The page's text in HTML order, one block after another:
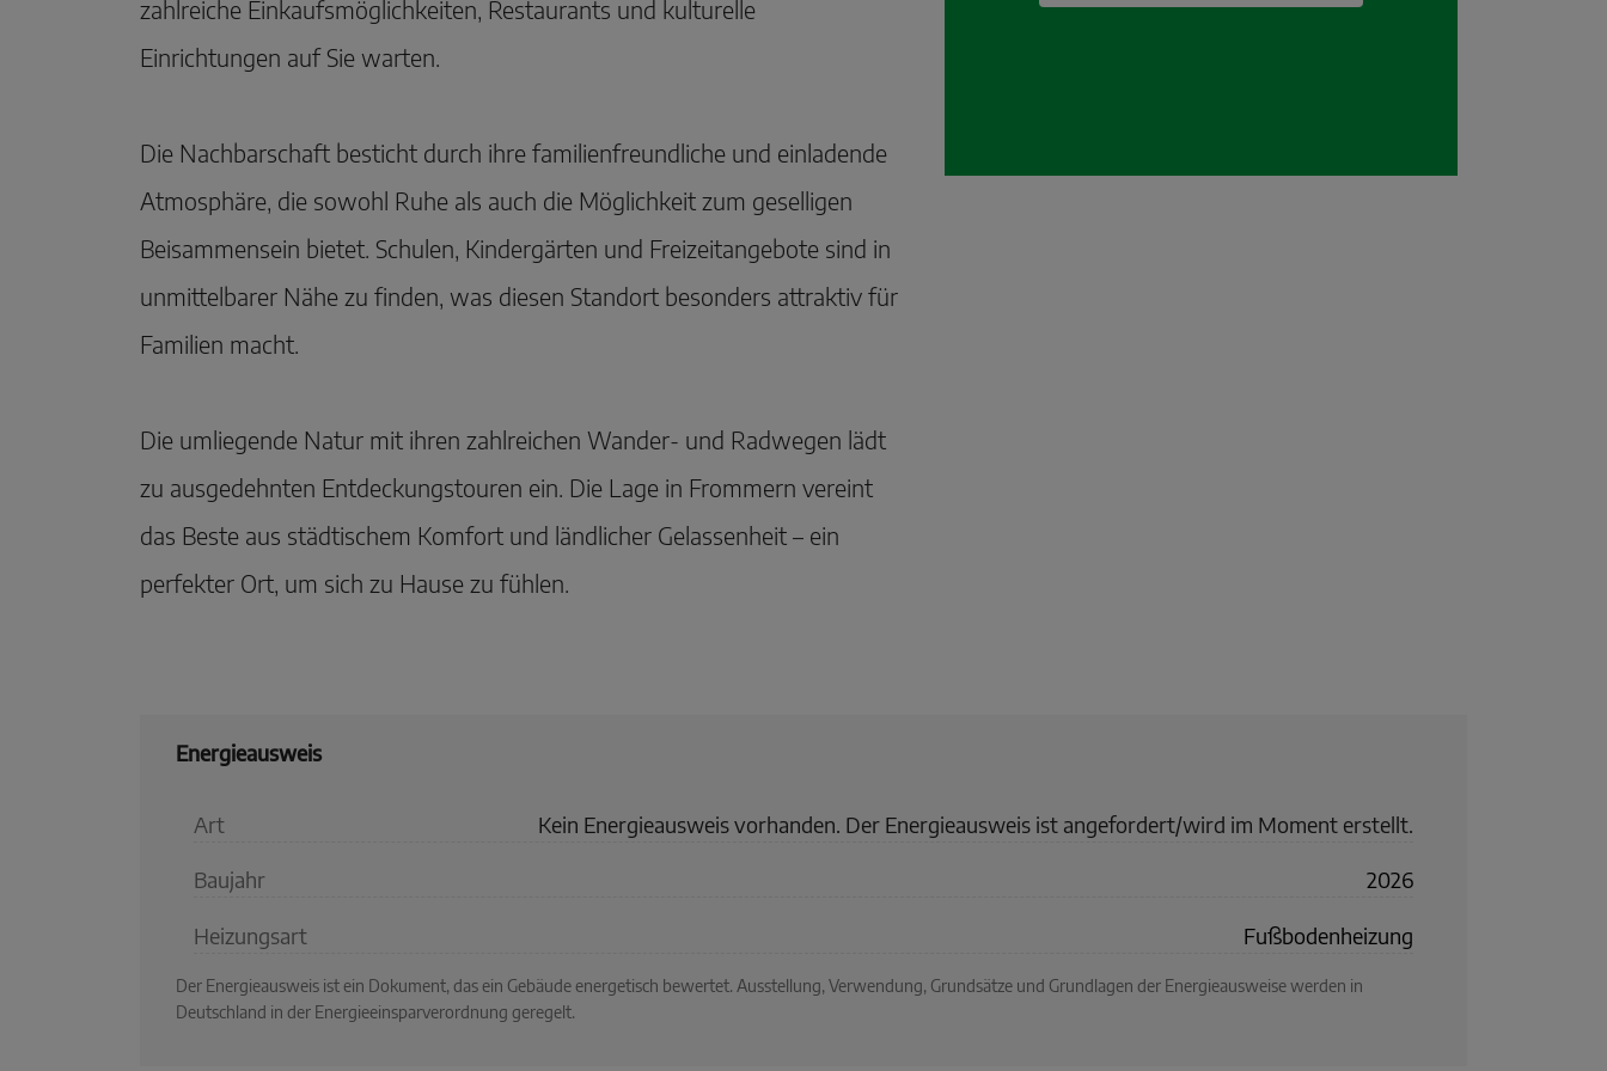
zahlreiche Einkaufsmöglichkeiten, Restaurants und kulturelle
Einrichtungen auf Sie warten.
Die Nachbarschaft besticht durch ihre familienfreundliche und einladende
Atmosphäre, die sowohl Ruhe als auch die Möglichkeit zum geselligen
Beisammensein bietet. Schulen, Kindergärten und Freizeitangebote sind in
unmittelbarer Nähe zu finden, was diesen Standort besonders attraktiv für
Familien macht.
Die umliegende Natur mit ihren zahlreichen Wander- und Radwegen lädt
zu ausgedehnten Entdeckungstouren ein. Die Lage in Frommern vereint
das Beste aus städtischem Komfort und ländlicher Gelassenheit – ein
perfekter Ort, um sich zu Hause zu fühlen.
Energieausweis
Art Kein Energieausweis vorhanden. Der Energieausweis ist angefordert/wird im Moment erstellt.
Baujahr 2026
Heizungsart Fußbodenheizung
Der Energieausweis ist ein Dokument, das ein Gebäude energetisch bewertet. Ausstellung, Verwendung, Grundsätze und Grundlagen der Energieausweise werden in
Deutschland in der Energieeinsparverordnung geregelt.